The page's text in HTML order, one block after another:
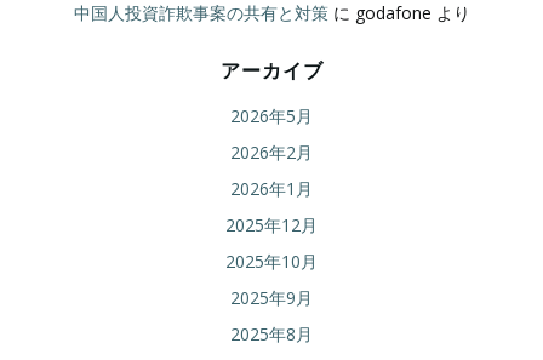
中国人投資詐欺事案の共有と対策に godafone より
アーカイブ
2026年5月
2026年2月
2026年1月
2025年12月
2025年10月
2025年9月
2025年8月